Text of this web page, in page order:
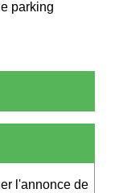
parking
l'annonce de